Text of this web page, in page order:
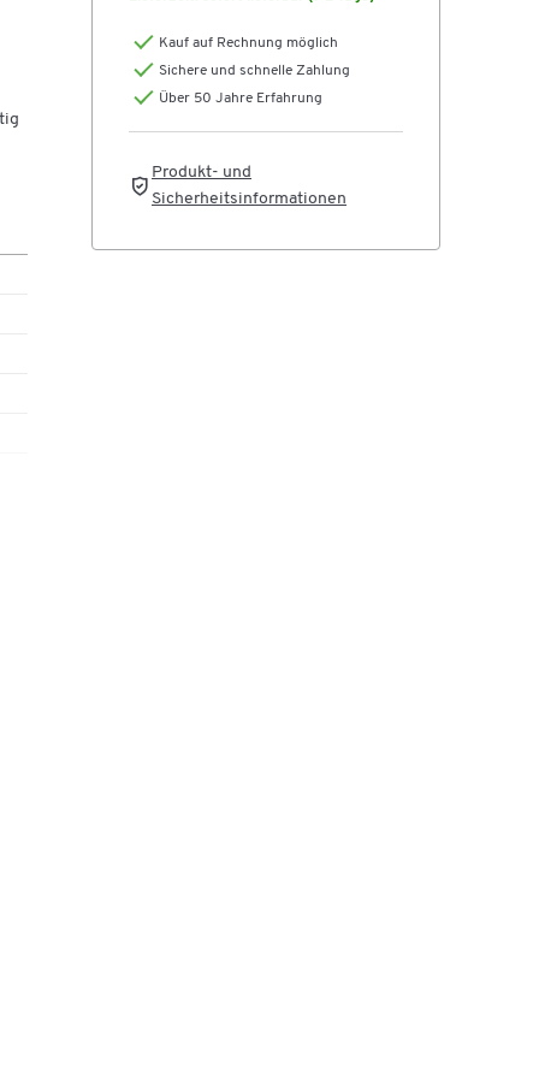
Kauf auf Rechnung möglich
Sichere und schnelle Zahlung
Über 50 Jahre Erfahrung
Produkt- und
Sicherheitsinformationen